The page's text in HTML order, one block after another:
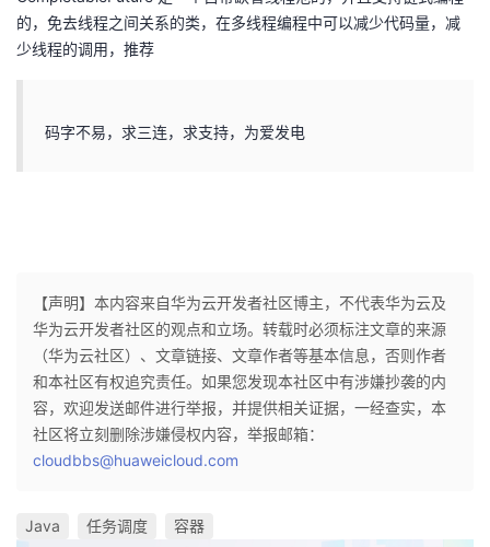
的，免去线程之间关系的类，在多线程编程中可以减少代码量，减
少线程的调用，推荐
码字不易，求三连，求支持，为爱发电
【声明】本内容来自华为云开发者社区博主，不代表华为云及
华为云开发者社区的观点和立场。转载时必须标注文章的来源
（华为云社区）、文章链接、文章作者等基本信息，否则作者
和本社区有权追究责任。如果您发现本社区中有涉嫌抄袭的内
容，欢迎发送邮件进行举报，并提供相关证据，一经查实，本
社区将立刻删除涉嫌侵权内容，举报邮箱：
cloudbbs@huaweicloud.com
Java 任务调度 容器